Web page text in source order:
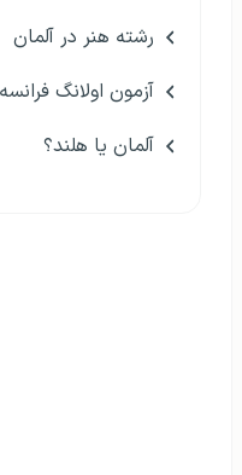
رشته هنر در آلمان
آزمون اولانگ فرانسه
آلمان یا هلند؟